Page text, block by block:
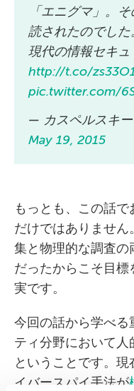
「エニグマ」。
読されたのでした
現代の情報セキ
http://t.co/
pic.twitter.com/
— カスペルスキー
May 19, 2015
もっとも、この話
だけではありませ
集と物理的な調査の
だったからこそ目
実です。
今回の話から学べる
ティ分野において
ということです。
イバースパイ手法が